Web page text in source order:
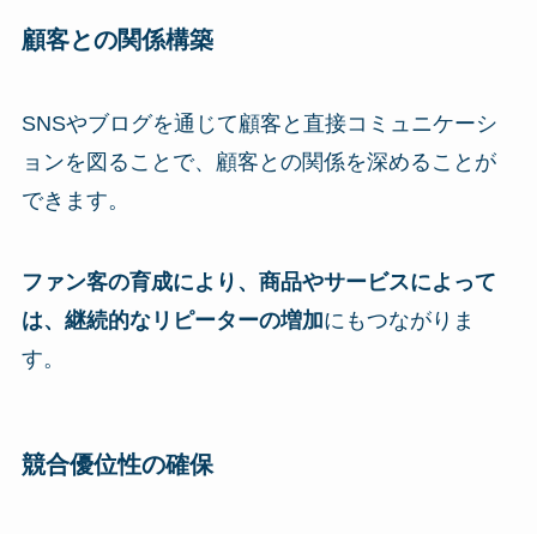
顧客との関係構築
SNSやブログを通じて顧客と直接コミュニケーシ
ョンを図ることで、顧客との関係を深めることが
できます。
ファン客の育成により、商品やサービスによって
は、継続的なリピーターの増加にもつながりま
す。
競合優位性の確保